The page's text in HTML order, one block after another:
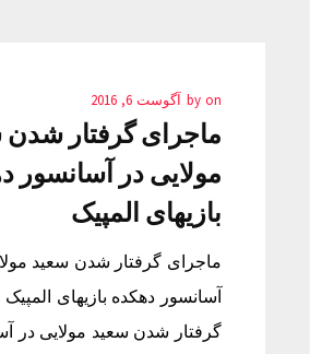
by on آگوست 6, 2016
ماجرای گرفتار
مولایی در آسانسور
بازیهای المپیک
ماجرای گرفتار شدن سعید
آسانسور دهکده بازیهای
گرفتار شدن سعید مولایی در